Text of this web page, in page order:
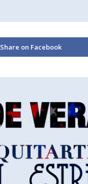
Share on Facebook